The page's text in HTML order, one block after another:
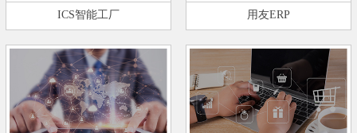
ICS智能工厂 用友ERP